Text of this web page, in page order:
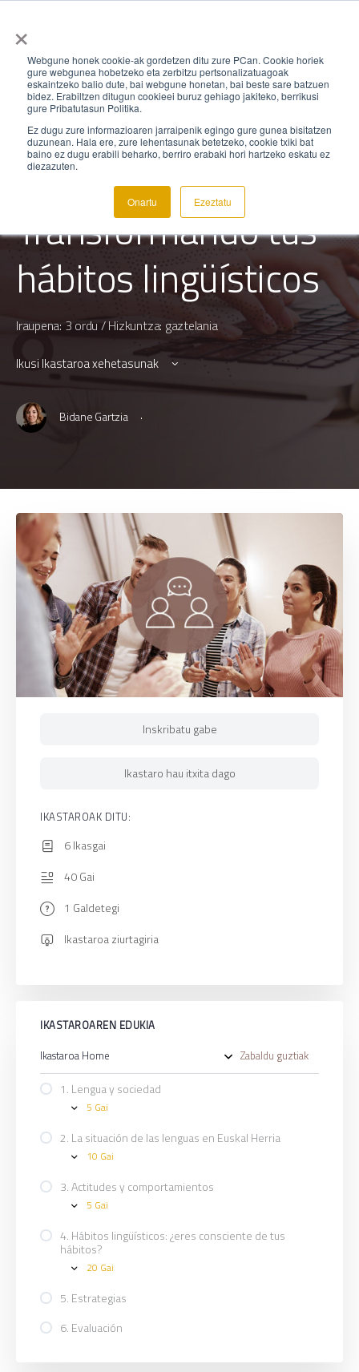
×
Webgune honek cookie-ak gordetzen ditu zure PCan. Cookie horiek
gure webgunea hobetzeko eta zerbitzu pertsonalizatuagoak
eskaintzeko balio dute, bai webgune honetan, bai beste sare batzuen
bidez. Erabiltzen ditugun cookieei buruz gehiago jakiteko, berrikusi
gure Pribatutasun Politika.
Ez dugu zure informazioaren jarraipenik egingo gure gunea bisitatzen
duzunean. Hala ere, zure lehentasunak betetzeko, cookie txiki bat
baino ez dugu erabili beharko, berriro erabaki hori hartzeko eskatu ez
diezazuten.
Onartu Ezeztatu
IKAS-CAST, IKAST-02-SOLAS, IKASTAROAK
Liderazgo
lingüístico:
Transformando tus
hábitos lingüísticos
Iraupena: 3 ordu / Hizkuntza: gaztelania
Ikusi Ikastaroa xehetasunak
Bidane Gartzia ·
Inskribatu gabe
Ikastaro hau itxita dago
IKASTAROAK DITU:
6 Ikasgai
40 Gai
1 Galdetegi
Ikastaroa ziurtagiria
IKASTAROAREN EDUKIA
Ikastaroa Home
Zabaldu guztiak
1. Lengua y sociedad
Expand
1. 5 Gai
2. La situación de las lenguas en Euskal Herria
Expand
2.
situación
las
en
Euskal
Herria
10 Gai
3. Actitudes y comportamientos
Expand
3.
comportamientos
5 Gai
4. Hábitos lingüísticos: ¿eres consciente de tus
hábitos?
Expand
4.
lingüísticos:
consciente
de
20 Gai
5. Estrategias
6. Evaluación